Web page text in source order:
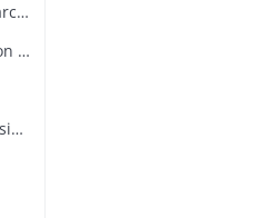
Carte synoptique cours du Rhin inférieur concernant l'archevêché de Mayence, Trèves et Palatinat Rhénan
Carte hydrographique de France et des frontières, région de Saverne
Carte du théâtre de guerre Italie du Nord-Vallée du Tessin 1859